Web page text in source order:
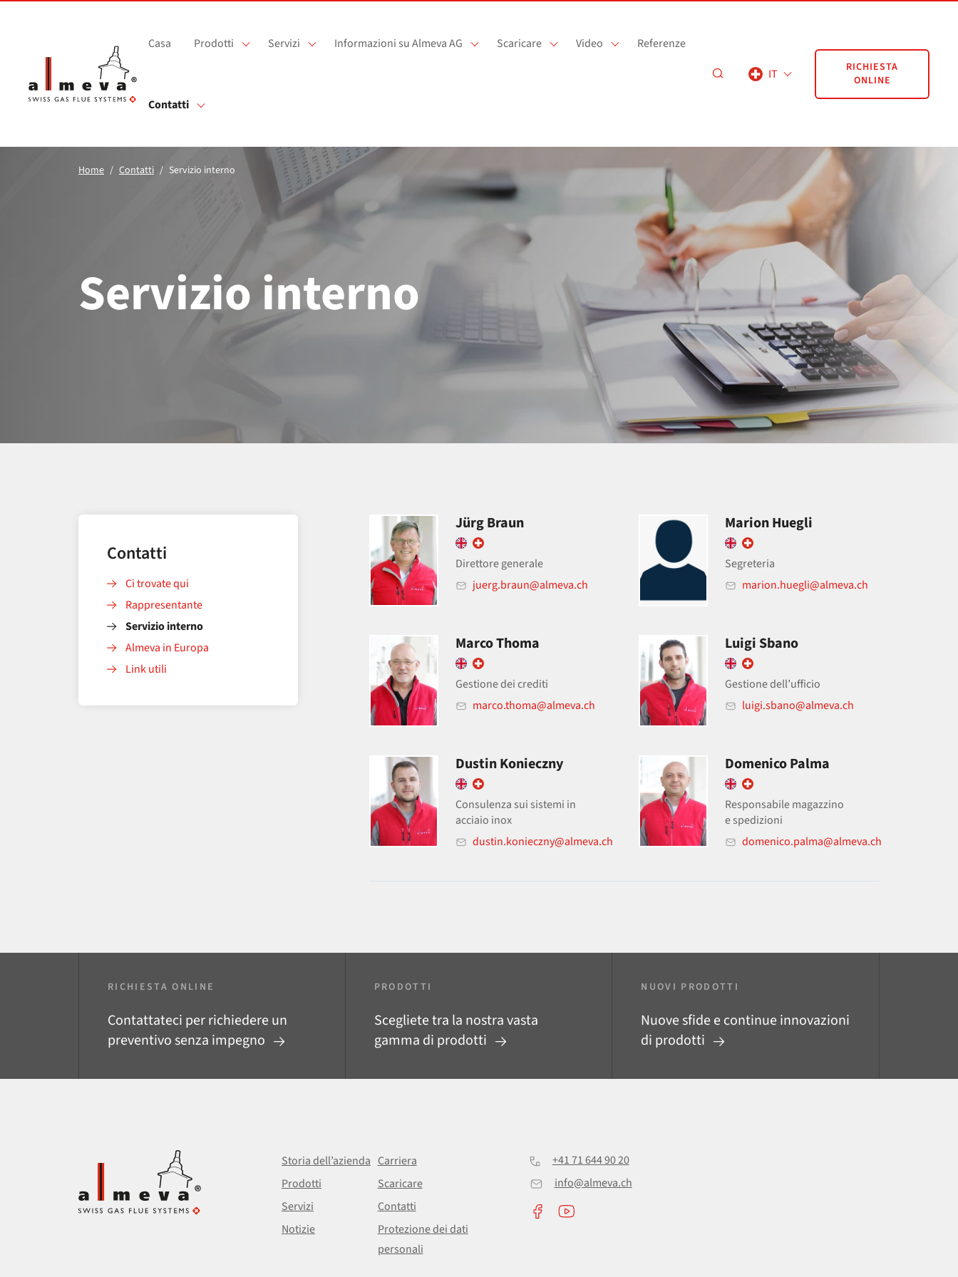
Casa Prodotti Servizi Informazioni su Almeva AG Scaricare Video Referenze
Contatti
IT
RICHIESTA
ONLINE
Home Contatti Servizio interno
Servizio interno
Contatti
Ci trovate qui
Rappresentante
Servizio interno
Almeva in Europa
Link utili
Jürg Braun
Direttore generale
juerg.braun@almeva.ch
Marion Huegli
Segreteria
marion.huegli@almeva.ch
Marco Thoma
Gestione dei crediti
marco.thoma@almeva.ch
Luigi Sbano
Gestione dell’ufficio
luigi.sbano@almeva.ch
Dustin Konieczny
Consulenza sui sistemi in
acciaio inox
dustin.konieczny@almeva.ch
Domenico Palma
Responsabile magazzino
e spedizioni
domenico.palma@almeva.ch
RICHIESTA ONLINE
Contattateci per richiedere un
preventivo senza impegno
PRODOTTI
Scegliete tra la nostra vasta
gamma di prodotti
NUOVI PRODOTTI
Nuove sfide e continue innovazioni
di prodotti
Storia dell’azienda Carriera
Prodotti
Scaricare
Servizi
Contatti
Notizie
Protezione dei dati
personali
+41 71 644 90 20
info@almeva.ch